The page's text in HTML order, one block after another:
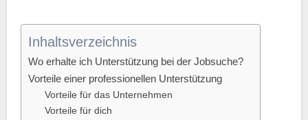
Inhaltsverzeichnis
Wo erhalte ich Unterstützung bei der Jobsuche?
Vorteile einer professionellen Unterstützung
Vorteile für das Unternehmen
Vorteile für dich